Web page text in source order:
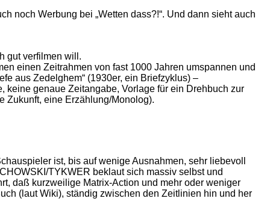
noch Werbung bei „Wetten dass?!“. Und dann sieht auch
gut verfilmen will.
einen Zeitrahmen von fast 1000 Jahren umspannen und
aus Zedelghem“ (1930er, ein Briefzyklus) –
keine genaue Zeitangabe, Vorlage für ein Drehbuch zur
Zukunft, eine Erzählung/Monolog).
ist, bis auf wenige Ausnahmen, sehr liebevoll
TYKWER beklaut sich massiv selbst und
daß kurzweilige Matrix-Action und mehr oder weniger
(laut Wiki), ständig zwischen den Zeitlinien hin und her